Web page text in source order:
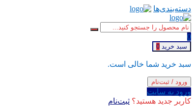
دسته‌بندی‌ها
0
سبد خرید 0
سبد خرید شما خالی است.
ورود / ثبت‌نام
ورود به سایت
کاربر جدید هستید؟ ثبت‌نام